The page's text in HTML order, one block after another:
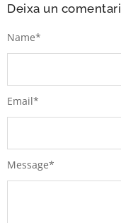
Deixa un comentari
Message*
Name*
Email*